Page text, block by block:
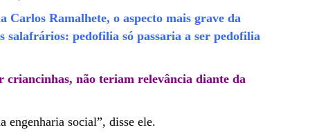
Carlos Ramalhete, o aspecto mais grave da
salafrários: pedofilia só passaria a ser pedofilia
criancinhas, não teriam relevância diante da
engenharia social”, disse ele.